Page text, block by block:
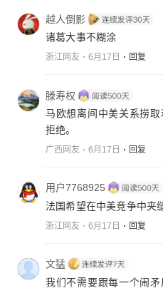
越人倒影
诸葛大事不糊涂
浙江网友 6月17日 回复
滕寿权
马欧想离间中美关系捞
拒绝。
广西网友 6月17日 回复
用户7768925
法国希望在中美竞争中夹
浙江网友 6月17日 回复
文猛
我们不需要跟每一个闹